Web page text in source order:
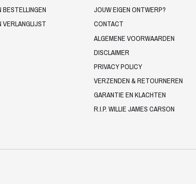
BESTELLINGEN
VERLANGLIJST
JOUW EIGEN ONTWERP?
CONTACT
ALGEMENE VOORWAARDEN
DISCLAIMER
PRIVACY POLICY
VERZENDEN & RETOURNEREN
GARANTIE EN KLACHTEN
R.I.P. WILLIE JAMES CARSON